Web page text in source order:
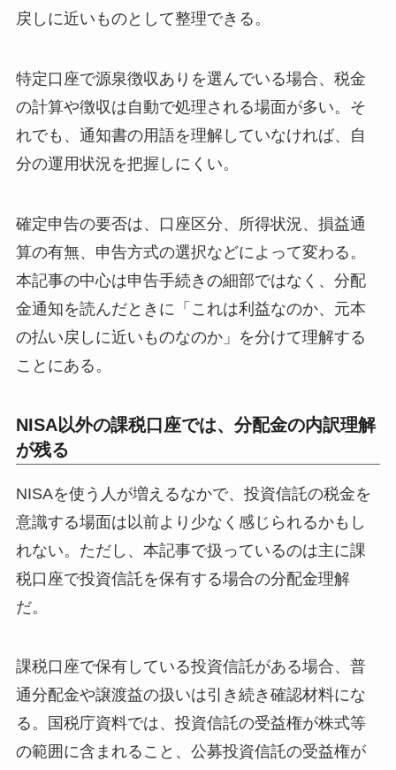
戻しに近いものとして整理できる。
特定口座で源泉徴収ありを選んでいる場合、税金
の計算や徴収は自動で処理される場面が多い。そ
れでも、通知書の用語を理解していなければ、自
分の運用状況を把握しにくい。
確定申告の要否は、口座区分、所得状況、損益通
算の有無、申告方式の選択などによって変わる。
本記事の中心は申告手続きの細部ではなく、分配
金通知を読んだときに「これは利益なのか、元本
の払い戻しに近いものなのか」を分けて理解する
ことにある。
NISA以外の課税口座では、分配金の内訳理解
が残る
NISAを使う人が増えるなかで、投資信託の税金を
意識する場面は以前より少なく感じられるかもし
れない。ただし、本記事で扱っているのは主に課
税口座で投資信託を保有する場合の分配金理解
だ。
課税口座で保有している投資信託がある場合、普
通分配金や譲渡益の扱いは引き続き確認材料にな
る。国税庁資料では、投資信託の受益権が株式等
の範囲に含まれること、公募投資信託の受益権が